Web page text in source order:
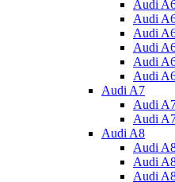
Audi
Audi
Audi
Audi
Audi
Audi
Audi A7
Audi
Audi
Audi A8
Audi
Audi
Audi